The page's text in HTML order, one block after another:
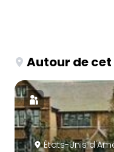
Autour de
États-Unis